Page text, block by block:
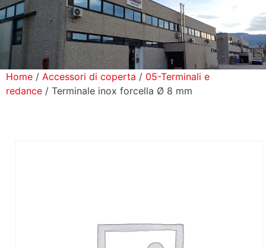
Prodotti
Home / Accessori di coperta / 05-Terminali e
redance / Terminale inox forcella Ø 8 mm